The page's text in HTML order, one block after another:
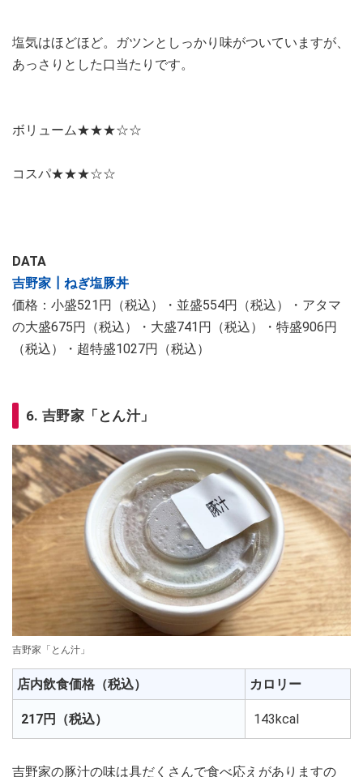
塩気はほどほど。ガツンとしっかり味がついていますが、
あっさりとした口当たりです。
ボリューム★★★☆​​​​​​​☆​​​​​​​
コスパ★★★☆​​​​​​​☆​​​​​​​
DATA
吉野家┃ねぎ塩豚丼
価格：小盛521円（税込）・並盛554円（税込）・アタマ
の大盛675円（税込）・大盛741円（税込）・特盛906円
（税込）・超特盛1027円（税込）
6. 吉野家「とん汁」
吉野家「とん汁」
店内飲食価格（税込） カロリー
217円（税込） 143kcal
吉野家の豚汁の味は具だくさんで食べ応えがありますの